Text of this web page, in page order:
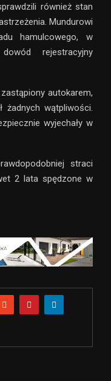
również stan
Mundurowi
hamulcowego, w
rejestracyjny
autokarem,
żadnych wątpliwości.
wyjechały w
straci
2 lata spędzone w